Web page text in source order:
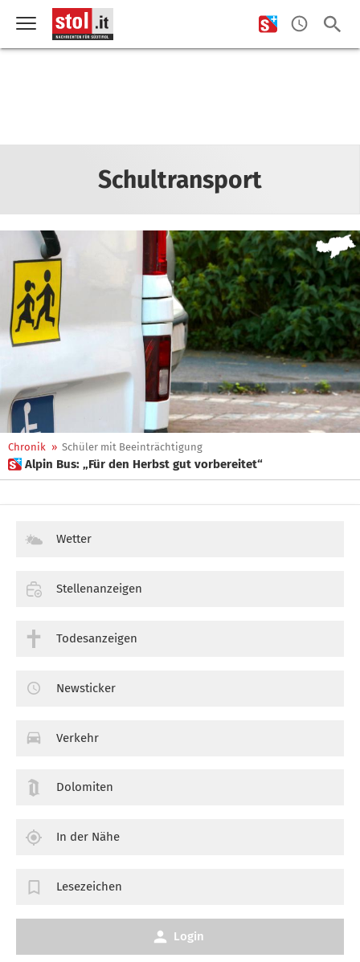
Schultransport
Chronik » Schüler mit Beeinträchtigung
 Alpin Bus: „Für den Herbst gut vorbereitet“
Wetter
Stellenanzeigen
Todesanzeigen
Newsticker
Verkehr
Dolomiten
In der Nähe
Lesezeichen
Login